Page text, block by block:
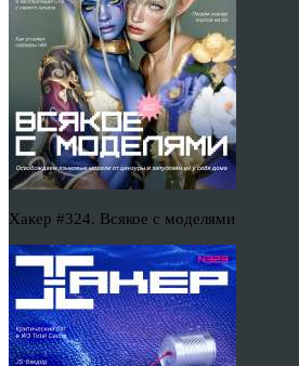
Хакер #324. Всякое с моделями